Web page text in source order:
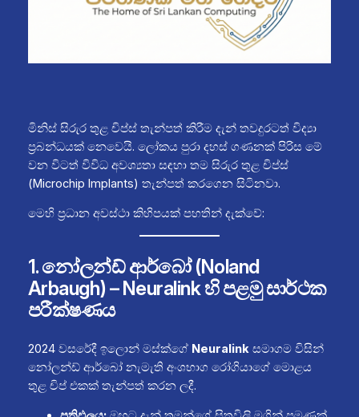
මිනිස් සිරුර තුළ චිප්ස් තැන්පත් කිරීම දැන් තවදුරටත් විද්‍යා
ප්‍රබන්ධයක් නෙවෙයි. ලෝකය පුරා දහස් ගණනක් පිරිස මේ
වන විටත් විවිධ අවශ්‍යතා සඳහා තම සිරුර තුළ චිප්ස්
(Microchip Implants) තැන්පත් කරගෙන සිටිනවා.
මෙහි ප්‍රධාන අවස්ථා කිහිපයක් පහතින් දැක්වේ:
1. නෝලන්ඩ් ආර්බෝ (Noland
Arbaugh) – Neuralink හි පළමු සාර්ථක
පරීක්ෂණය
2024 වසරේදී ඉලොන් මස්ක්ගේ Neuralinkසමාගම විසින්
නෝලන්ඩ් ආර්බෝ නැමැති අංශභාග රෝගියාගේ මොළය
තුළ චිප් එකක් තැන්පත් කරන ලදී.